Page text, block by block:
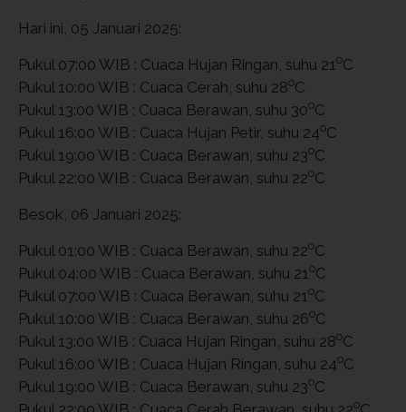
Hari ini, 05 Januari 2025:
Pukul 07:00 WIB : Cuaca Hujan Ringan, suhu 21 oC
Pukul 10:00 WIB : Cuaca Cerah, suhu 28oC
Pukul 13:00 WIB : Cuaca Berawan, suhu 30oC
Pukul 16:00 WIB : Cuaca Hujan Petir, suhu 24oC
Pukul 19:00 WIB : Cuaca Berawan, suhu 23oC
Pukul 22:00 WIB : Cuaca Berawan, suhu 22oC
Besok, 06 Januari 2025:
Pukul 01:00 WIB : Cuaca Berawan, suhu 22oC
Pukul 04:00 WIB : Cuaca Berawan, suhu 21 oC
Pukul 07:00 WIB : Cuaca Berawan, suhu 21 oC
Pukul 10:00 WIB : Cuaca Berawan, suhu 26oC
Pukul 13:00 WIB : Cuaca Hujan Ringan, suhu 28oC
Pukul 16:00 WIB : Cuaca Hujan Ringan, suhu 24oC
Pukul 19:00 WIB : Cuaca Berawan, suhu 23oC
o